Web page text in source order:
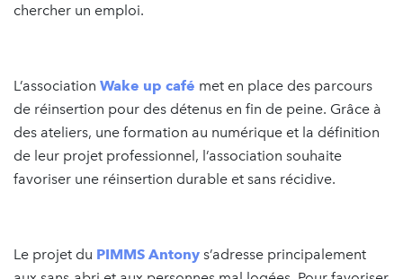
chercher un emploi.
L’association Wake up café met en place des parcours
de réinsertion pour des détenus en fin de peine. Grâce à
des ateliers, une formation au numérique et la définition
de leur projet professionnel, l’association souhaite
favoriser une réinsertion durable et sans récidive.
Le projet du PIMMS Antony s’adresse principalement